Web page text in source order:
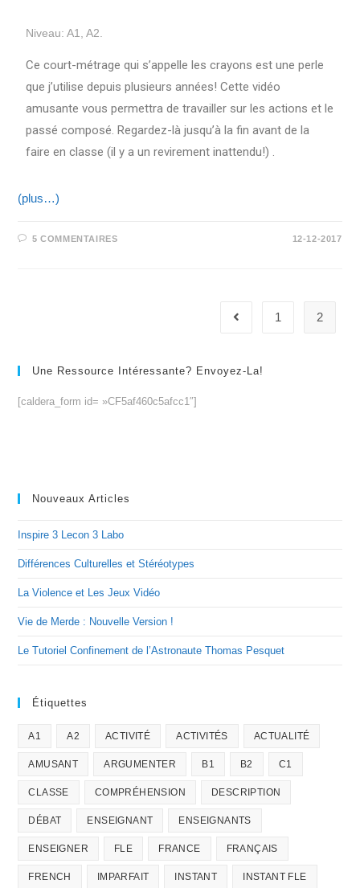
Niveau: A1, A2.
Ce court-métrage qui s’appelle les crayons est une perle
que j’utilise depuis plusieurs années! Cette vidéo
amusante vous permettra de travailler sur les actions et le
passé composé. Regardez-là jusqu’à la fin avant de la
faire en classe (il y a un revirement inattendu!) .
(plus…)
5 COMMENTAIRES 12-12-2017
1 2
Une Ressource Intéressante? Envoyez-La!
[caldera_form id= »CF5af460c5afcc1″]
Nouveaux Articles
Inspire 3 Lecon 3 Labo
Différences Culturelles et Stéréotypes
La Violence et Les Jeux Vidéo
Vie de Merde : Nouvelle Version !
Le Tutoriel Confinement de l’Astronaute Thomas Pesquet
Étiquettes
A1 A2 ACTIVITÉ ACTIVITÉS ACTUALITÉ
AMUSANT ARGUMENTER B1 B2 C1
CLASSE COMPRÉHENSION DESCRIPTION
DÉBAT ENSEIGNANT ENSEIGNANTS
ENSEIGNER FLE FRANCE FRANÇAIS
FRENCH IMPARFAIT INSTANT INSTANT FLE